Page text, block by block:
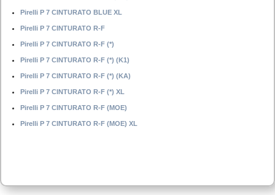
Pirelli P 7 CINTURATO BLUE XL
Pirelli P 7 CINTURATO R-F
Pirelli P 7 CINTURATO R-F (*)
Pirelli P 7 CINTURATO R-F (*) (K1)
Pirelli P 7 CINTURATO R-F (*) (KA)
Pirelli P 7 CINTURATO R-F (*) XL
Pirelli P 7 CINTURATO R-F (MOE)
Pirelli P 7 CINTURATO R-F (MOE) XL